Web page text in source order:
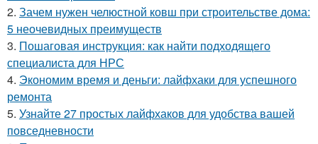
2. Зачем нужен челюстной ковш при строительстве дома:
5 неочевидных преимуществ
3. Пошаговая инструкция: как найти подходящего
специалиста для НРС
4. Экономим время и деньги: лайфхаки для успешного
ремонта
5. Узнайте 27 простых лайфхаков для удобства вашей
повседневности